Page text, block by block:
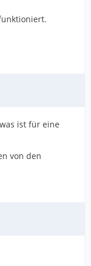
ist für eine
von den